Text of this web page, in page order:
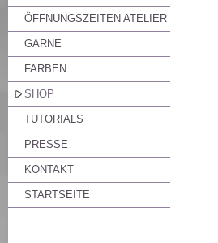
ÖFFNUNGSZEITEN ATELIER
GARNE
FARBEN
SHOP
TUTORIALS
PRESSE
KONTAKT
STARTSEITE